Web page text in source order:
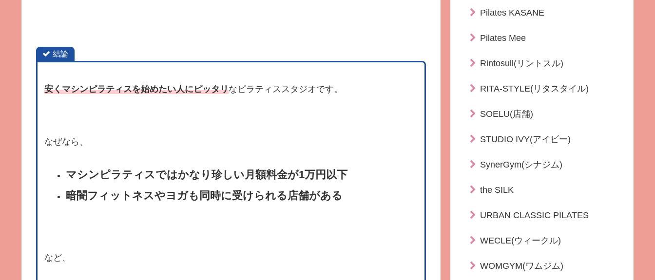
結論
安くマシンピラティスを始めたい人にピッタリなピラティススタジオです。
なぜなら、
マシンピラティスではかなり珍しい月額料金が1万円以下
暗闇フィットネスやヨガも同時に受けられる店舗がある
など、
Pilates KASANE
Pilates Mee
Rintosull(リントスル)
RITA-STYLE(リタスタイル)
SOELU(店舗)
STUDIO IVY(アイビー)
SynerGym(シナジム)
the SILK
URBAN CLASSIC PILATES
WECLE(ウィークル)
WOMGYM(ワムジム)